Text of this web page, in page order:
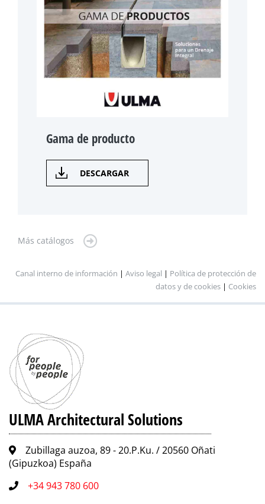
Gama de producto
DESCARGAR
Más catálogos
Canal interno de información | Aviso legal | Política de protección de
datos y de cookies | Cookies
ULMA Architectural Solutions
Zubillaga auzoa, 89 - 20.P.Ku. / 20560 Oñati
(Gipuzkoa) España
+34 943 780 600